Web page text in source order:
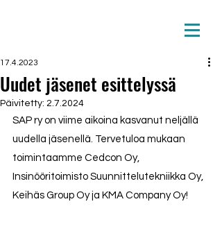
Uudet jäsenet esittelyssä
17.4.2023
Päivitetty: 2.7.2024
SAP ry on viime aikoina kasvanut neljällä
uudella jäsenellä. Tervetuloa mukaan
toimintaamme Cedcon Oy,
Insinööritoimisto Suunnittelutekniikka Oy,
Keihäs Group Oy ja KMA Company Oy!